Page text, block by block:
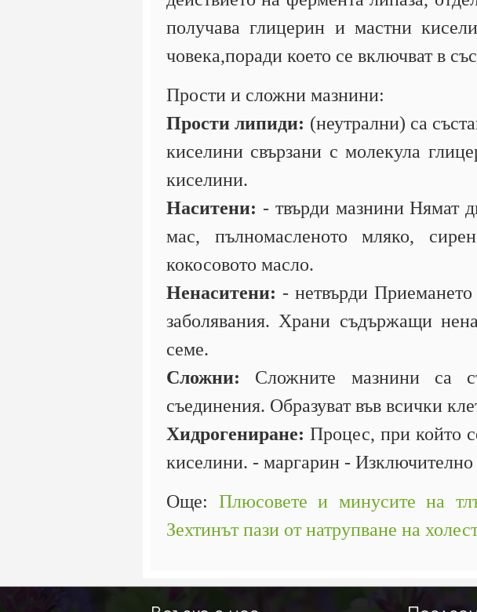
получава глицерин и мастни
човека,поради което се включват в
Прости и сложни мазнини:
Прости липиди: (неутрални) са
киселини свързани с молекула
киселини.
Наситени: - твърди мазнини Нямат
мас, пълномасленото мляко,
кокосовото масло.
Ненаситени: - нетвърди
заболявания. Храни съдържащи
семе.
Сложни: Сложните мазнини са
съединения. Образуват във всички
Хидрогениране: Процес, при който
киселини. - маргарин - Изключително
Още: Плюсовете и минусите на
Зехтинът пази от натрупване на